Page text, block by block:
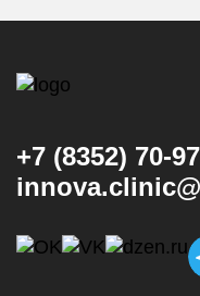
+7 (8352) 70-